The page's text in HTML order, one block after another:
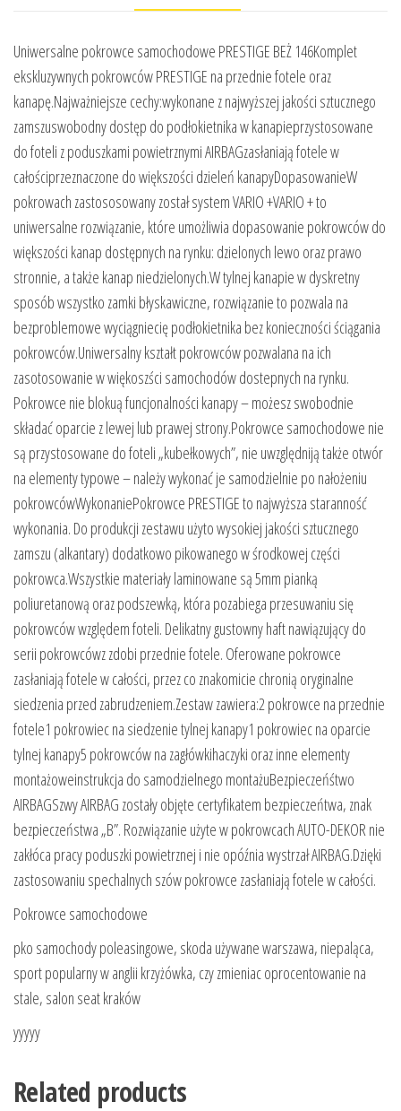
Uniwersalne pokrowce samochodowe PRESTIGE BEŻ 146Komplet
ekskluzywnych pokrowców PRESTIGE na przednie fotele oraz
kanapę.Najważniejsze cechy:wykonane z najwyższej jakości sztucznego
zamszuswobodny dostęp do podłokietnika w kanapieprzystosowane
do foteli z poduszkami powietrznymi AIRBAGzasłaniają fotele w
całościprzeznaczone do większości dzieleń kanapyDopasowanieW
pokrowach zastososowany został system VARIO +VARIO + to
uniwersalne rozwiązanie, które umożliwia dopasowanie pokrowców do
większości kanap dostępnych na rynku: dzielonych lewo oraz prawo
stronnie, a także kanap niedzielonych.W tylnej kanapie w dyskretny
sposób wszystko zamki błyskawiczne, rozwiązanie to pozwala na
bezproblemowe wyciągniecię podłokietnika bez konieczności ściągania
pokrowców.Uniwersalny kształt pokrowców pozwalana na ich
zasotosowanie w więkoszści samochodów dostepnych na rynku.
Pokrowce nie blokuą funcjonalności kanapy – możesz swobodnie
składać oparcie z lewej lub prawej strony.Pokrowce samochodowe nie
są przystosowane do foteli „kubełkowych”, nie uwzględniją także otwór
na elementy typowe – należy wykonać je samodzielnie po nałożeniu
pokrowcówWykonaniePokrowce PRESTIGE to najwyższa staranność
wykonania. Do produkcji zestawu użyto wysokiej jakości sztucznego
zamszu (alkantary) dodatkowo pikowanego w środkowej części
pokrowca.Wszystkie materiały laminowane są 5mm pianką
poliuretanową oraz podszewką, która pozabiega przesuwaniu się
pokrowców względem foteli. Delikatny gustowny haft nawiązujący do
serii pokrowcówz zdobi przednie fotele. Oferowane pokrowce
zasłaniają fotele w całości, przez co znakomicie chronią oryginalne
siedzenia przed zabrudzeniem.Zestaw zawiera:2 pokrowce na przednie
fotele1 pokrowiec na siedzenie tylnej kanapy1 pokrowiec na oparcie
tylnej kanapy5 pokrowców na zagłówkihaczyki oraz inne elementy
montażoweinstrukcja do samodzielnego montażuBezpieczeńśtwo
AIRBAGSzwy AIRBAG zostały objęte certyfikatem bezpieczeńtwa, znak
bezpieczeństwa „B”. Rozwiązanie użyte w pokrowcach AUTO-DEKOR nie
zakłóca pracy poduszki powietrznej i nie opóźnia wystrzał AIRBAG.Dzięki
zastosowaniu spechalnych szów pokrowce zasłaniają fotele w całości.
Pokrowce samochodowe
pko samochody poleasingowe, skoda używane warszawa, niepaląca,
sport popularny w anglii krzyżówka, czy zmieniac oprocentowanie na
stale, salon seat kraków
yyyyy
Related products